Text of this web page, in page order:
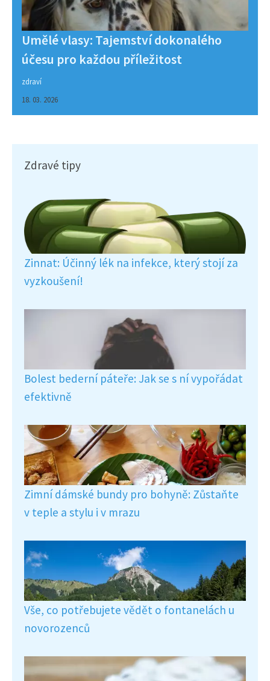
Umělé vlasy: Tajemství dokonalého
účesu pro každou příležitost
zdraví
18. 03. 2026
Zdravé tipy
Zinnat: Účinný lék na infekce, který stojí za
vyzkoušení!
Bolest bederní páteře: Jak se s ní vypořádat
efektivně
Zimní dámské bundy pro bohyně: Zůstaňte
v teple a stylu i v mrazu
Vše, co potřebujete vědět o fontanelách u
novorozenců